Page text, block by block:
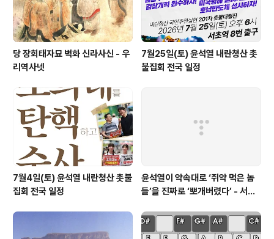
당 장회태자묘 벽화 신라사신 - 우
리역사넷
7월25일(토) 윤석열 내란청산 촛
불집회 전국 일정
7월4일(토) 윤석열 내란청산 촛불
집회 전국 일정
윤석열이 약속대로 ‘쥐약 먹은 놈
들’을 진짜로 ‘뽀개버렸다’ - 서울